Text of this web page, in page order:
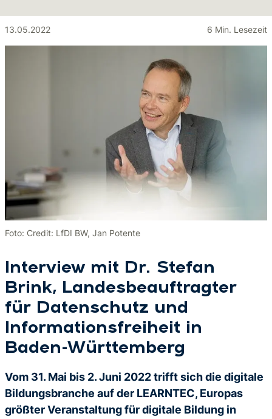
13.05.2022 6 Min. Lesezeit
Foto: Credit: LfDI BW, Jan Potente
Interview mit Dr. Stefan
Brink, Landesbeauftragter
für Datenschutz und
Informationsfreiheit in
Baden-Württemberg
Vom 31. Mai bis 2. Juni 2022 trifft sich die digitale
Bildungsbranche auf der LEARNTEC, Europas
größter Veranstaltung für digitale Bildung in